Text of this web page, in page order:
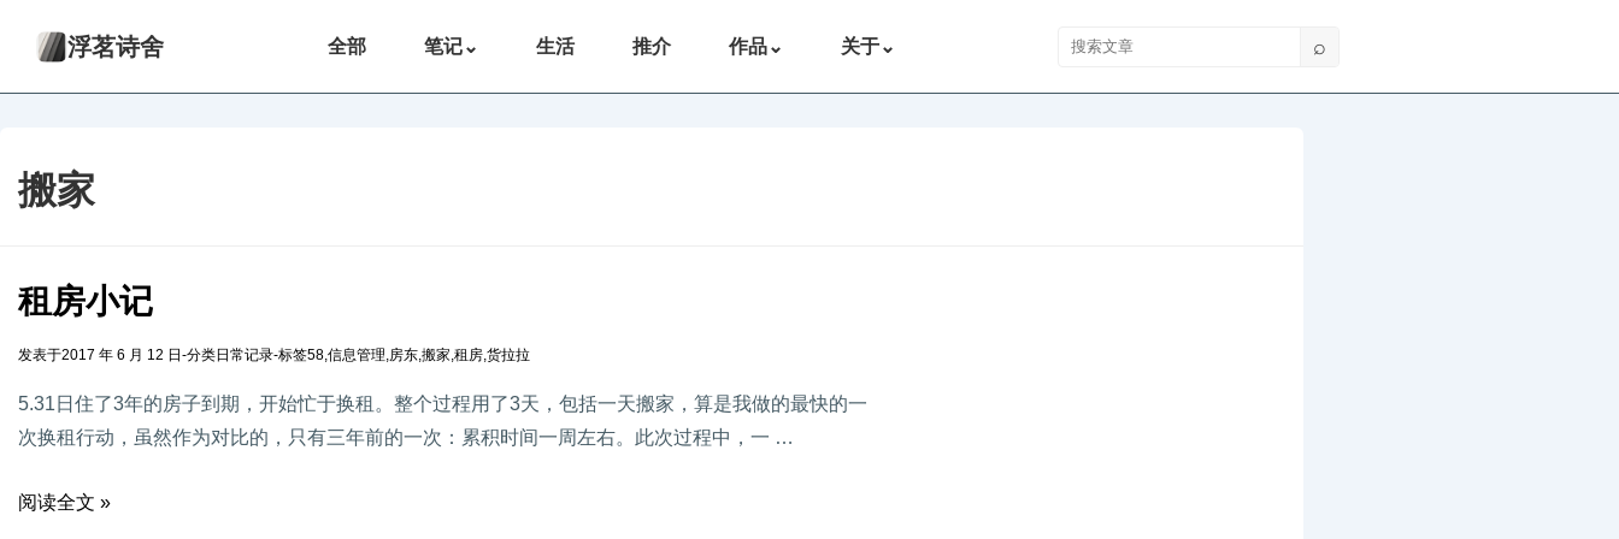
浮茗诗舍 全部 笔记⌄ 生活 推介 作品⌄ 关于⌄ 搜索文章 ⌕
搬家
租房小记
发表于2017 年 6 月 12 日 -分类日常记录-标签58,信息管理,房东,搬家,租房,货拉拉
5.31日住了3年的房子到期，开始忙于换租。整个过程用了3天，包括一天搬家，算是我做的最快的一
次换租行动，虽然作为对比的，只有三年前的一次：累积时间一周左右。此次过程中，一 …
阅读全文 »